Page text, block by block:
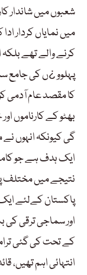
شعبوں میں شاندار
میں نمایاں کردار
کرنے والے تھے
پہلوو ¿ں کی جامع
کا مقصد عام آدمی
بھٹو کے کارناموں
گی کیونکہ انہوں نے
ایک ہدف ہے جو
نتیجے میں مختلف
پاکستان کےلئے ایک
اور سماجی ترقی کی
کے تحت کی گئی
انتہائی اہم تھیں،